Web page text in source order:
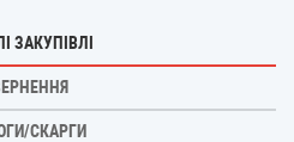
ЗАКУПІВЛІ
СКАРГИ